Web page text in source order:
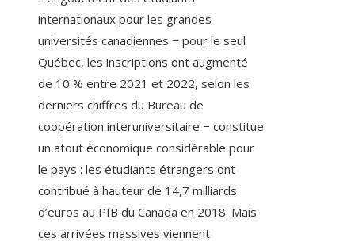
internationaux pour les grandes
universités canadiennes − pour le seul
Québec, les inscriptions ont augmenté
de 10 % entre 2021 et 2022, selon les
derniers chiffres du Bureau de
coopération interuniversitaire − constitue
un atout économique considérable pour
le pays : les étudiants étrangers ont
contribué à hauteur de 14,7 milliards
d’euros au PIB du Canada en 2018. Mais
ces arrivées massives viennent